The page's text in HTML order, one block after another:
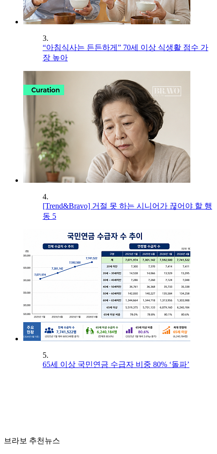
3.
“아침식사는 든든하게” 70세 이상 식생활 점수 가
장 높아
4.
[Trend&Bravo] 거절 못 하는 시니어가 끊어야 할 행
동 5
5.
65세 이상 국민연금 수급자 비중 80% ‘돌파’
브라보 추천뉴스